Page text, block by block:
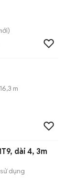
m
dài 4, 3m
dụng